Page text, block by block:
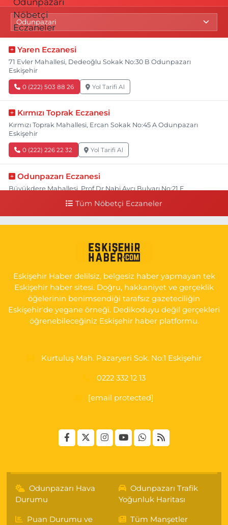
Yaren Eczanesi
71 Evler Mahallesi, Dedeoğlu Sokak No:30 B Odunpazarı
Eskişehir
0 (222) 503 88 26 Yol Tarifi Al
Kırmızı Toprak Eczanesi
Kırmızı Toprak Mahallesi, Ercan Sokak No:45 A Odunpazarı
Eskişehir
0 (222) 226 22 32 Yol Tarifi Al
Odunpazarı Eczanesi
Büyükdere Mahallesi, Prof.Dr.Nabi Avcı Bulvarı No:21 E
Yenidoğan Mahallesi, Şehit Serkan Özaydın Caddesi No:8 B
0 (222) 237 75 17 Yol Tarifi Al
Tüm Nöbetçi Eczaneler
Eskişehir Haber delilsiz, belgesiz haber yapmayan tek
Eskişehir haber sitesi. Doğru, hakkaniyet ve gerçeklik
öğelerinin benimsendiği tarafsız gazeteciliğin
Eskişehir'de yegane örneği. Dedikoduyu değil gerçekleri
öğrenebileceğiniz Eskişehir haber platformu.
Kurtuluş Mah. Pazaryeri Sok. No:1 Eskişehir
0222 332 12 13
[email protected]
Odunpazarı Hava
Durumu
Odunpazarı Trafik
Yoğunluk Haritası
Puan Durumu ve Tüm Manşetler